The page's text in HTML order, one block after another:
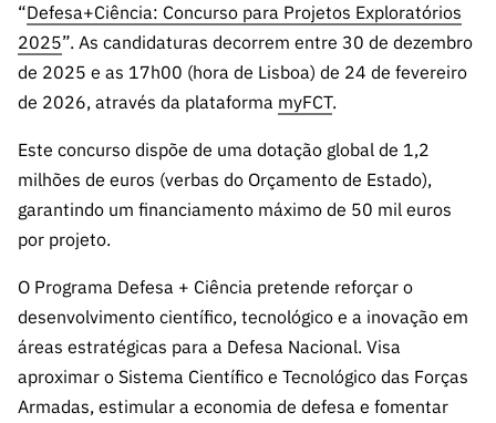
s
públicas
Manifesta
ções de
FCCN,
serviços
digitais da
FCT
Denúncia
s
Apoios
PRR –
“Ciência +
“Defesa+Ciência: Concurso para Projetos Exploratórios
2025”. As candidaturas decorrem entre 30 de dezembro
de 2025 e as 17h00 (hora de Lisboa) de 24 de fevereiro
de 2026, através da plataforma myFCT.
Este concurso dispõe de uma dotação global de 1,2
milhões de euros (verbas do Orçamento de Estado),
garantindo um financiamento máximo de 50 mil euros
por projeto.
O Programa Defesa + Ciência pretende reforçar o
desenvolvimento científico, tecnológico e a inovação em
áreas estratégicas para a Defesa Nacional. Visa
aproximar o Sistema Científico e Tecnológico das Forças
Armadas, estimular a economia de defesa e fomentar